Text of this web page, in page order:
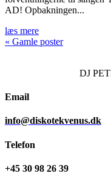
AD! Opbakningen...
læs mere
« Gamle poster
DJ
Email
info@diskotekvenus.dk
Telefon
+45 30 98 26 39